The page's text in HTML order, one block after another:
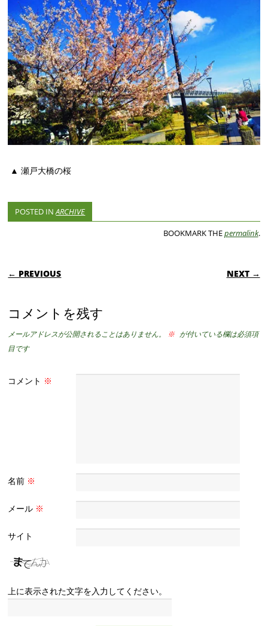
▲ 瀬戸大橋の桜
POSTED INARCHIVE
BOOKMARK THEpermalink.
POST NAVIGATION
← PREVIOUS NEXT →
コメントを残す
メールアドレスが公開されることはありません。 ※ が付いている欄は必須項
目です
コメント ※
名前 ※
メール ※
サイト
上に表示された文字を入力してください。